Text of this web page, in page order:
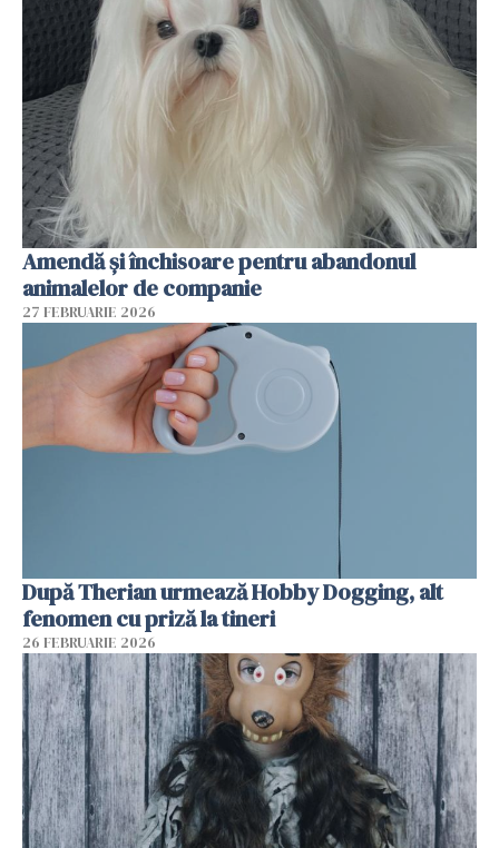
Amendă și închisoare pentru abandonul
animalelor de companie
27 FEBRUARIE 2026
După Therian urmează Hobby Dogging, alt
fenomen cu priză la tineri
26 FEBRUARIE 2026